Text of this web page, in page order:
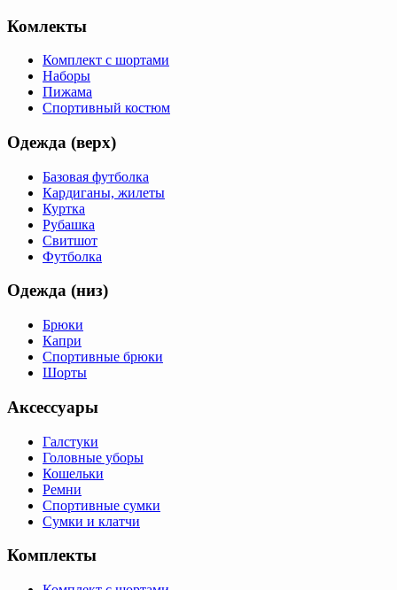
Комлекты
Комплект с шортами
Наборы
Пижама
Спортивный костюм
Одежда (верх)
Базовая футболка
Кардиганы, жилеты
Куртка
Рубашка
Свитшот
Футболка
Одежда (низ)
Брюки
Капри
Спортивные брюки
Шорты
Аксессуары
Галстуки
Головные уборы
Кошельки
Ремни
Спортивные сумки
Сумки и клатчи
Комплекты